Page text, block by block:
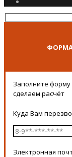
Заполните форму
сделаем расчёт
Куда Вам
Электронная